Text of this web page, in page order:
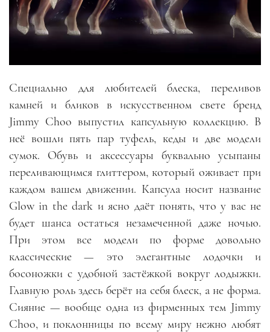
Специально для любителей блеска, переливов
камней и бликов в искусственном свете бренд
Jimmy Choo выпустил капсульную коллекцию. В
неё вошли пять пар туфель, кеды и две модели
сумок. Обувь и аксессуары буквально усыпаны
переливающимся глиттером, который оживает при
каждом вашем движении. Капсула носит название
Glow in the dark и ясно даёт понять, что у вас не
будет шанса остаться незамеченной даже ночью.
При этом все модели по форме довольно
классические— это элегантные лодочки и
босоножки с удобной застёжкой вокруг лодыжки.
Главную роль здесь берёт на себя блеск, а не форма.
Сияние — вообще одна из фирменных тем Jimmy
Choo, и поклонницы по всему миру нежно любят